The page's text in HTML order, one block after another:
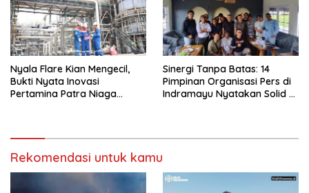
Nyala Flare Kian Mengecil,
Bukti Nyata Inovasi
Pertamina Patra Niaga
Sinergi Tanpa Batas: 14
Pimpinan Organisasi Pers di
Indramayu Nyatakan Solid di
Rekomendasi untuk kamu